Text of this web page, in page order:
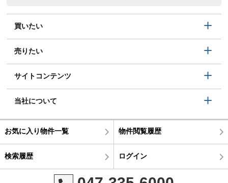
買いたい
売りたい
サイトコンテンツ
当社について
お気に入り物件一覧 物件閲覧履歴
検索履歴 ログイン